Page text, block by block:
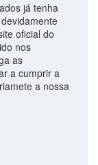
já tenha
oficial do
nos
as
a cumprir a
a nossa